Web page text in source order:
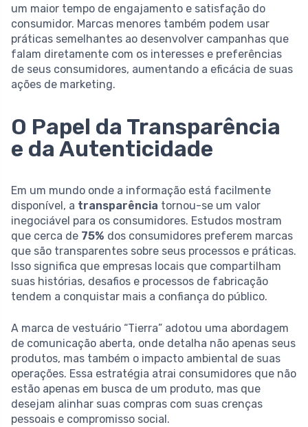
um maior tempo de engajamento e satisfação do
consumidor. Marcas menores também podem usar
práticas semelhantes ao desenvolver campanhas que
falam diretamente com os interesses e preferências
de seus consumidores, aumentando a eficácia de suas
ações de marketing.
O Papel da Transparência
e da Autenticidade
Em um mundo onde a informação está facilmente
disponível, a transparência tornou-se um valor
inegociável para os consumidores. Estudos mostram
que cerca de 75% dos consumidores preferem marcas
que são transparentes sobre seus processos e práticas.
Isso significa que empresas locais que compartilham
suas histórias, desafios e processos de fabricação
tendem a conquistar mais a confiança do público.
A marca de vestuário “Tierra” adotou uma abordagem
de comunicação aberta, onde detalha não apenas seus
produtos, mas também o impacto ambiental de suas
operações. Essa estratégia atrai consumidores que não
estão apenas em busca de um produto, mas que
desejam alinhar suas compras com suas crenças
pessoais e compromisso social.